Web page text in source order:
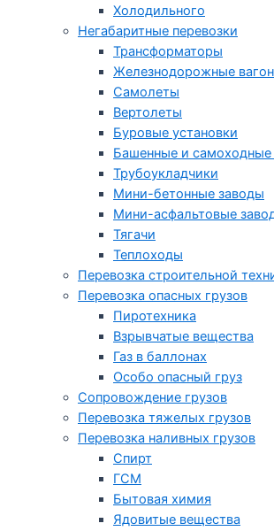
Холодильного
Негабаритные перевозки
Трансформаторы
Железнодорожные
Самолеты
Вертолеты
Буровые установки
Башенные и самоходные
Трубоукладчики
Мини-бетонные заводы
Мини-асфальтовые
Тягачи
Теплоходы
Перевозка строительной
Перевозка опасных грузов
Пиротехника
Взрывчатые вещества
Газ в баллонах
Особо опасный груз
Cопровождение грузов
Перевозка тяжелых грузов
Перевозка наливных грузов
Спирт
ГСМ
Бытовая химия
Ядовитые вещества